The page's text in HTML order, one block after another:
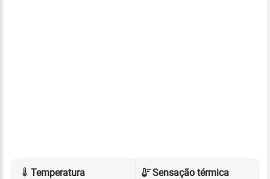
Temperatura
Sensação térmica